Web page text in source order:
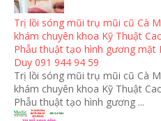
Trị lồi sóng mũi trụ mũi cũ Cà
khám chuyên khoa Kỹ Thuật
Phẫu thuật tạo hình gương mặt
Duy 091 944 94 59
Trị lồi sóng mũi trụ mũi cũ Cà
khám chuyên khoa Kỹ Thuật
Phẫu thuật tạo hình gương ...